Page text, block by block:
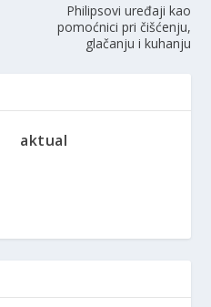
Philipsovi uređaji kao
pomoćnici pri čišćenju,
glačanju i kuhanju
aktual